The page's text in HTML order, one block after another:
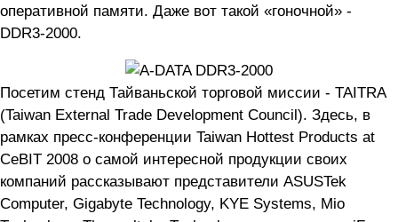
оперативной памяти. Даже вот такой «гоночной» -
DDR3-2000.
Посетим стенд Тайваньской торговой миссии - TAITRA
(Taiwan External Trade Development Council). Здесь, в
рамках пресс-конференции Taiwan Hottest Products at
CeBIT 2008 о самой интересной продукции своих
компаний рассказывают представители ASUSTek
Computer, Gigabyte Technology, KYE Systems, Mio